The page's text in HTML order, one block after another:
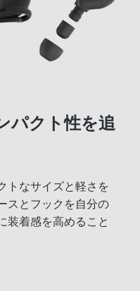
パクト性を追
トなサイズと軽さを
スとフックを自分の
装着感を高めること